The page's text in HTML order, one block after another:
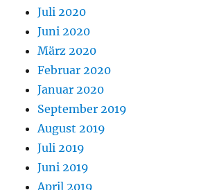
Juli 2020
Juni 2020
März 2020
Februar 2020
Januar 2020
September 2019
August 2019
Juli 2019
Juni 2019
April 2019